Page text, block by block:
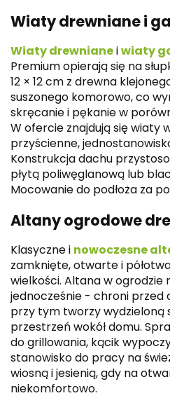
Wiaty drewniane i
Wiaty drewnianeiwiaty
Premium opierają się na
12 × 12 cm z drewna
suszonego komorowo, co
skręcanie i pękanie w
W ofercie znajdują się wiaty
przyścienne,
Konstrukcja dachu
płytą poliwęglanową lub
Mocowanie do podłoża za
Altany ogrodowe
Klasyczne i nowoczesne
zamknięte, otwarte i
wielkości. Altana w ogrodzie
jednocześnie - chroni przed
przy tym tworzy
przestrzeń wokół domu.
do grillowania, kącik
stanowisko do pracy na
wiosną i jesienią, gdy na
niekomfortowo.